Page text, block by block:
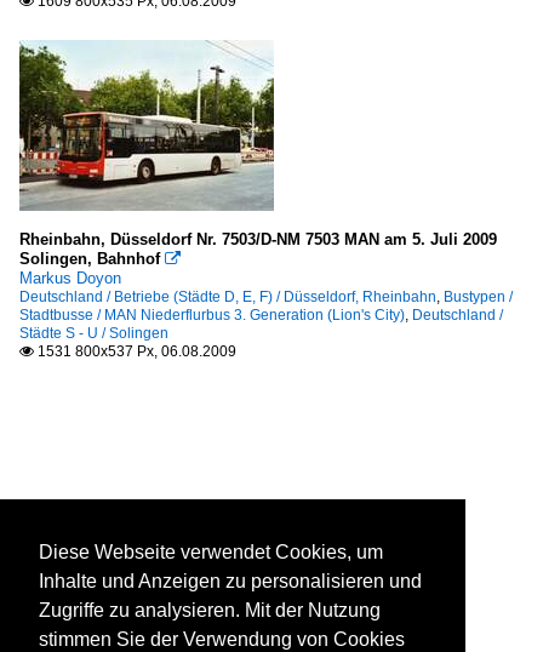
Rheinbahn, Düsseldorf Nr. 7503/D-NM 7503 MAN am 5. Juli 2009
Solingen, Bahnhof 
Markus Doyon
Deutschland / Betriebe (Städte D, E, F) / Düsseldorf, Rheinbahn, Bustypen /
Stadtbusse / MAN Niederflurbus 3. Generation (Lion's City), Deutschland /
Städte S - U / Solingen
 1531 800x537 Px, 06.08.2009
Diese Webseite verwendet Cookies, um
Inhalte und Anzeigen zu personalisieren und
Zugriffe zu analysieren. Mit der Nutzung
stimmen Sie der Verwendung von Cookies